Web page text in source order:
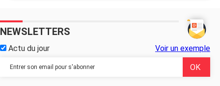
NEWSLETTERS
Actu du jour Voir un exemple